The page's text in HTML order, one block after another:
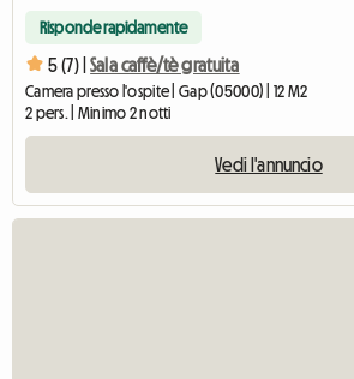
Risponde rapidamente
5 (7) | Sala caffè/tè gratuita
Camera presso l'ospite | Gap (05000) | 12 M2
2 pers. | Minimo 2 notti
Vedi l'annuncio